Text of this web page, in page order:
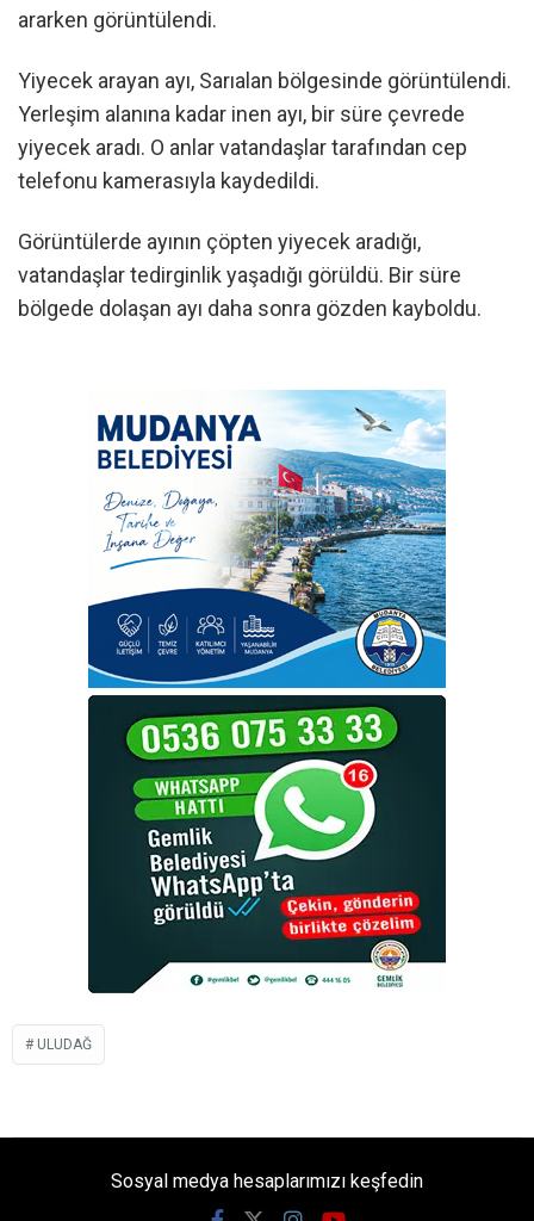
ararken görüntülendi.
Yiyecek arayan ayı, Sarıalan bölgesinde görüntülendi.
Yerleşim alanına kadar inen ayı, bir süre çevrede
yiyecek aradı. O anlar vatandaşlar tarafından cep
telefonu kamerasıyla kaydedildi.
Görüntülerde ayının çöpten yiyecek aradığı,
vatandaşlar tedirginlik yaşadığı görüldü. Bir süre
bölgede dolaşan ayı daha sonra gözden kayboldu.
ULUDAĞ
Sosyal medya hesaplarımızı keşfedin